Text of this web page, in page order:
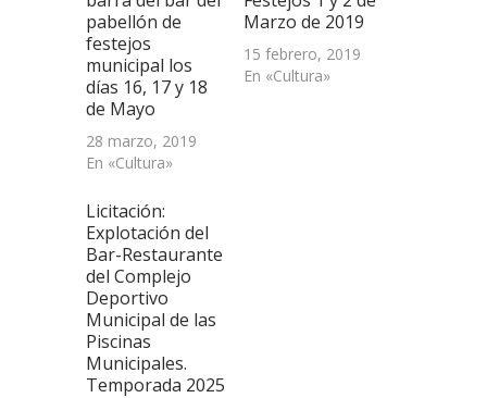
pabellón de
festejos
municipal los
días 16, 17 y 18
de Mayo
28 marzo, 2019
En «Cultura»
Marzo de 2019
15 febrero, 2019
En «Cultura»
Licitación:
Explotación del
Bar-Restaurante
del Complejo
Deportivo
Municipal de las
Piscinas
Municipales.
Temporada 2025